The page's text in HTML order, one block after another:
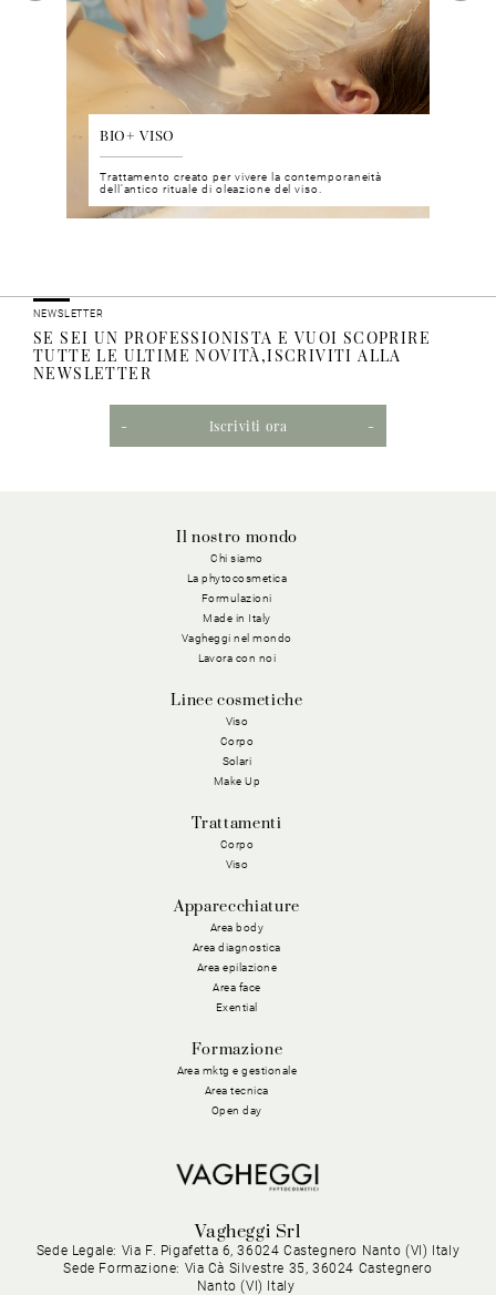
BIO+ VISO
Trattamento creato per vivere la contemporaneità
dell’antico rituale di oleazione del viso.
NEWSLETTER
SE SEI UN PROFESSIONISTA E VUOI SCOPRIRE
TUTTE LE ULTIME NOVITÀ,ISCRIVITI ALLA
NEWSLETTER
Iscriviti ora
Il nostro mondo
Chi siamo
La phytocosmetica
Formulazioni
Made in Italy
Vagheggi nel mondo
Lavora con noi
Linee cosmetiche
Viso
Corpo
Solari
Make Up
Trattamenti
Corpo
Viso
Apparecchiature
Area body
Area diagnostica
Area epilazione
Area face
Exential
Formazione
Area mktg e gestionale
Area tecnica
Open day
Vagheggi Srl
Sede Legale: Via F. Pigafetta 6, 36024 Castegnero Nanto (VI) Italy
Sede Formazione: Via Cà Silvestre 35, 36024 Castegnero
Nanto (VI) Italy